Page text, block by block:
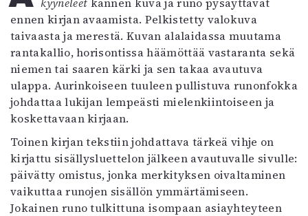
Sámegillii
Pääkirjoitus
Paperilehdestä
Oulu2026
Näyttelyt
Musiikki
Kuvataide
Kirjat
In English
Esitystaide
Arkisto
ennen kirjan avaamista. Pelkistetty valokuva
taivaasta ja merestä. Kuvan alalaidassa muutama
rantakallio, horisontissa häämöttää vastaranta sekä
niemen tai saaren kärki ja sen takaa avautuva
ulappa. Aurinkoiseen tuuleen pullistuva runonfokka
johdattaa lukijan lempeästi mielenkiintoiseen ja
koskettavaan kirjaan.
Toinen kirjan tekstiin johdattava tärkeä vihje on
kirjattu sisällysluettelon jälkeen avautuvalle sivulle:
päivätty omistus, jonka merkityksen oivaltaminen
vaikuttaa runojen sisällön ymmärtämiseen.
Jokainen runo tulkittuna isompaan asiayhteyteen